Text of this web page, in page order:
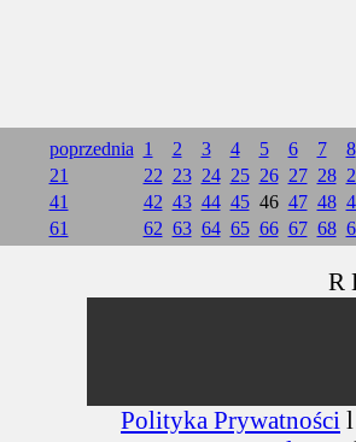
poprzednia 1 2 3 4 5 6 7
8
21
22 23 24 25 26 27 28
41
42 43 44 45 46 47 48
61
62 63 64 65 66 67 68
R
Polityka Prywatności